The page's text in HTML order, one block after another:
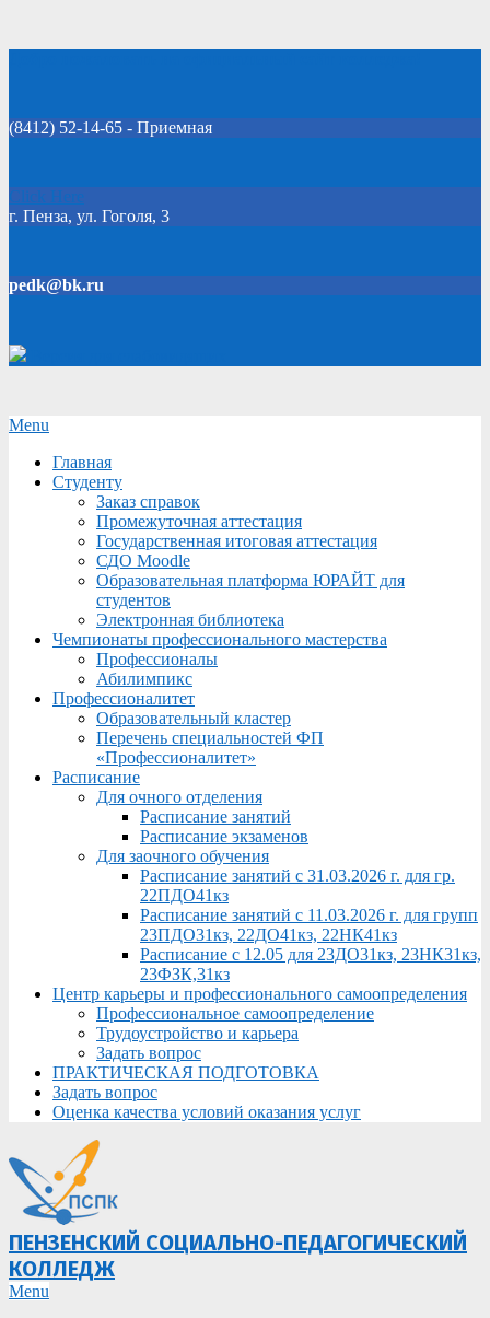
(8412) 52-14-65 - Приемная
Click Here
г. Пенза, ул. Гоголя, 3
pedk@bk.ru
Secondary
Menu
Menu
Главная
Студенту
Заказ справок
Промежуточная аттестация
Государственная итоговая аттестация
СДО Moodle
Образовательная платформа ЮРАЙТ для
студентов
Электронная библиотека
Чемпионаты профессионального мастерства
Профессионалы
Абилимпикс
Профессионалитет
Образовательный кластер
Перечень специальностей ФП
«Профессионалитет»
Расписание
Для очного отделения
Расписание занятий
Расписание экзаменов
Для заочного обучения
Расписание занятий с 31.03.2026 г. для гр.
22ПДО41кз
Расписание занятий с 11.03.2026 г. для групп
23ПДО31кз, 22ДО41кз, 22НК41кз
Расписание с 12.05 для 23ДО31кз, 23НК31кз,
23ФЗК,31кз
Центр карьеры и профессионального самоопределения
Профессиональное самоопределение
Трудоустройство и карьера
Задать вопрос
ПРАКТИЧЕСКАЯ ПОДГОТОВКА
Задать вопрос
Оценка качества условий оказания услуг
ПЕНЗЕНСКИЙ СОЦИАЛЬНО-ПЕДАГОГИЧЕСКИЙ
КОЛЛЕДЖ
Primary
Menu